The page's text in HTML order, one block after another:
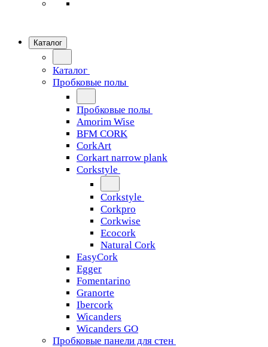
Каталог
Каталог
Пробковые полы
Пробковые полы
Amorim Wise
BFM CORK
CorkArt
Corkart narrow plank
Corkstyle
Corkstyle
Corkpro
Corkwise
Ecocork
Natural Cork
EasyCork
Egger
Fomentarino
Granorte
Ibercork
Wicanders
Wicanders GO
Пробковые панели для стен